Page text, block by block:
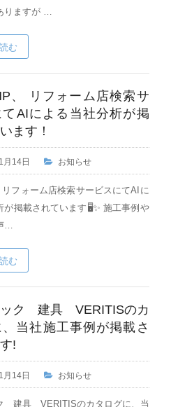
りますが …
む
、 リフォーム店検索サ
てAIによる当社分析が掲
ます！
月14日 お知らせ
リフォーム店検索サービスにてAIに
が掲載されています🖥️✨️ 施工事例や
…
む
ック 建具 VERITISのカ
当社施工事例が掲載さ
!
月14日 お知らせ
建具 VERITISのカタログに、当